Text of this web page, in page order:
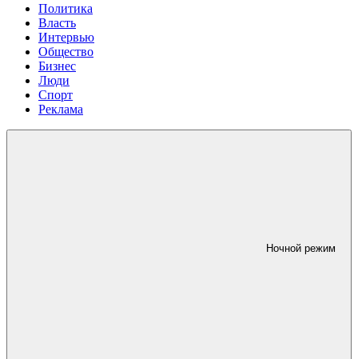
Политика
Власть
Интервью
Общество
Бизнес
Люди
Спорт
Реклама
Ночной режим